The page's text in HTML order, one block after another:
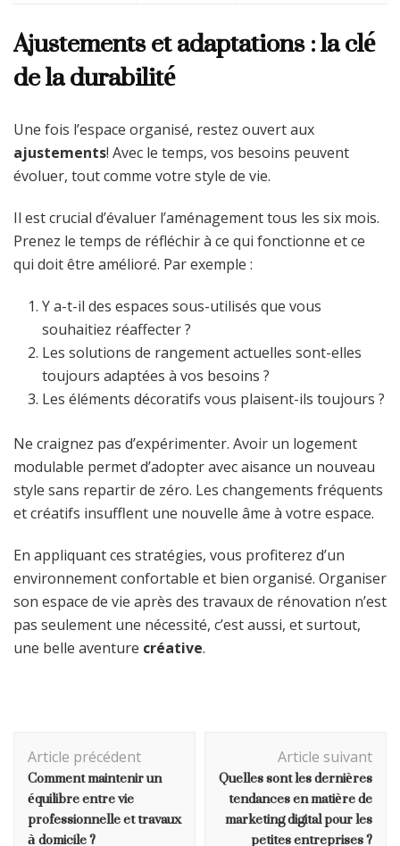
Ajustements et adaptations : la clé
de la durabilité
Une fois l’espace organisé, restez ouvert aux
ajustements! Avec le temps, vos besoins peuvent
évoluer, tout comme votre style de vie.
Il est crucial d’évaluer l’aménagement tous les six mois.
Prenez le temps de réfléchir à ce qui fonctionne et ce
qui doit être amélioré. Par exemple :
Y a-t-il des espaces sous-utilisés que vous
souhaitiez réaffecter ?
Les solutions de rangement actuelles sont-elles
toujours adaptées à vos besoins ?
Les éléments décoratifs vous plaisent-ils toujours ?
Ne craignez pas d’expérimenter. Avoir un logement
modulable permet d’adopter avec aisance un nouveau
style sans repartir de zéro. Les changements fréquents
et créatifs insufflent une nouvelle âme à votre espace.
En appliquant ces stratégies, vous profiterez d’un
environnement confortable et bien organisé. Organiser
son espace de vie après des travaux de rénovation n’est
pas seulement une nécessité, c’est aussi, et surtout,
une belle aventure créative.
d'article
Article précédent
Comment maintenir un
équilibre entre vie
professionnelle et travaux
à domicile ?
Article suivant
Quelles sont les dernières
tendances en matière de
marketing digital pour les
petites entreprises ?